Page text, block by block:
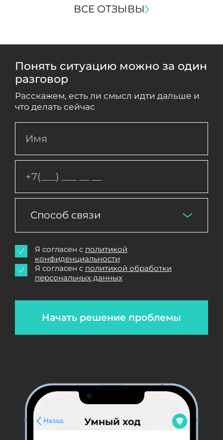
ВСЕ ОТЗЫВЫ
Понять ситуацию можно за один
разговор
Расскажем, есть ли смысл идти дальше и
что делать сейчас
Способ связи
Начать решение проблемы
Я согласен с политикой
конфиденциальности
Я согласен с политикой обработки
персональных данных